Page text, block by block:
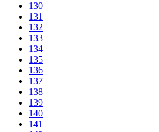
130
131
132
133
134
135
136
137
138
139
140
141